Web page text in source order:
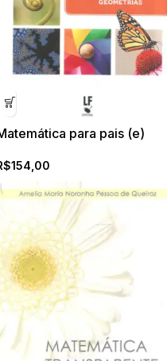
para pais (e)
154,00